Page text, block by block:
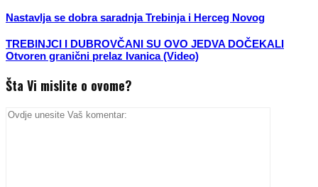
Nastavlja se dobra saradnja Trebinja i Herceg Novog
TREBINJCI I DUBROVČANI SU OVO JEDVA DOČEKALI
Otvoren granični prelaz Ivanica (Video)
Šta Vi mislite o ovome?